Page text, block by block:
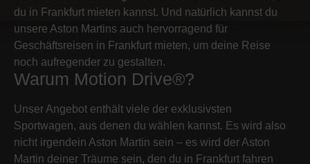
du in Frankfurt mieten kannst. Und natürlich kannst du
unsere Aston Martins auch hervorragend für
Geschäftsreisen in Frankfurt mieten, um deine Reise
noch aufregender zu gestalten.
Warum Motion Drive®?
Unser Angebot enthält viele der exklusivsten
Sportwagen, aus denen du wählen kannst. Es wird also
nicht irgendein Aston Martin sein – es wird der Aston
Martin deiner Träume sein, den du in Frankfurt fahren